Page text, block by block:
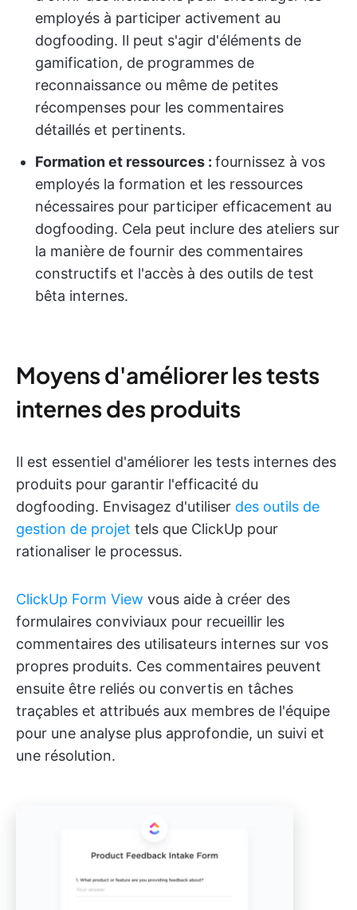
employés à participer activement au
dogfooding. Il peut s'agir d'éléments de
gamification, de programmes de
reconnaissance ou même de petites
récompenses pour les commentaires
détaillés et pertinents.
Formation et ressources : fournissez à vos
employés la formation et les ressources
nécessaires pour participer efficacement au
dogfooding. Cela peut inclure des ateliers sur
la manière de fournir des commentaires
constructifs et l'accès à des outils de test
bêta internes.
Moyens d'améliorer les tests
internes des produits
Il est essentiel d'améliorer les tests internes des
produits pour garantir l'efficacité du
dogfooding. Envisagez d'utiliser des outils de
gestion de projet tels que ClickUp pour
rationaliser le processus.
ClickUp Form View vous aide à créer des
formulaires conviviaux pour recueillir les
commentaires des utilisateurs internes sur vos
propres produits. Ces commentaires peuvent
ensuite être reliés ou convertis en tâches
traçables et attribués aux membres de l'équipe
pour une analyse plus approfondie, un suivi et
une résolution.